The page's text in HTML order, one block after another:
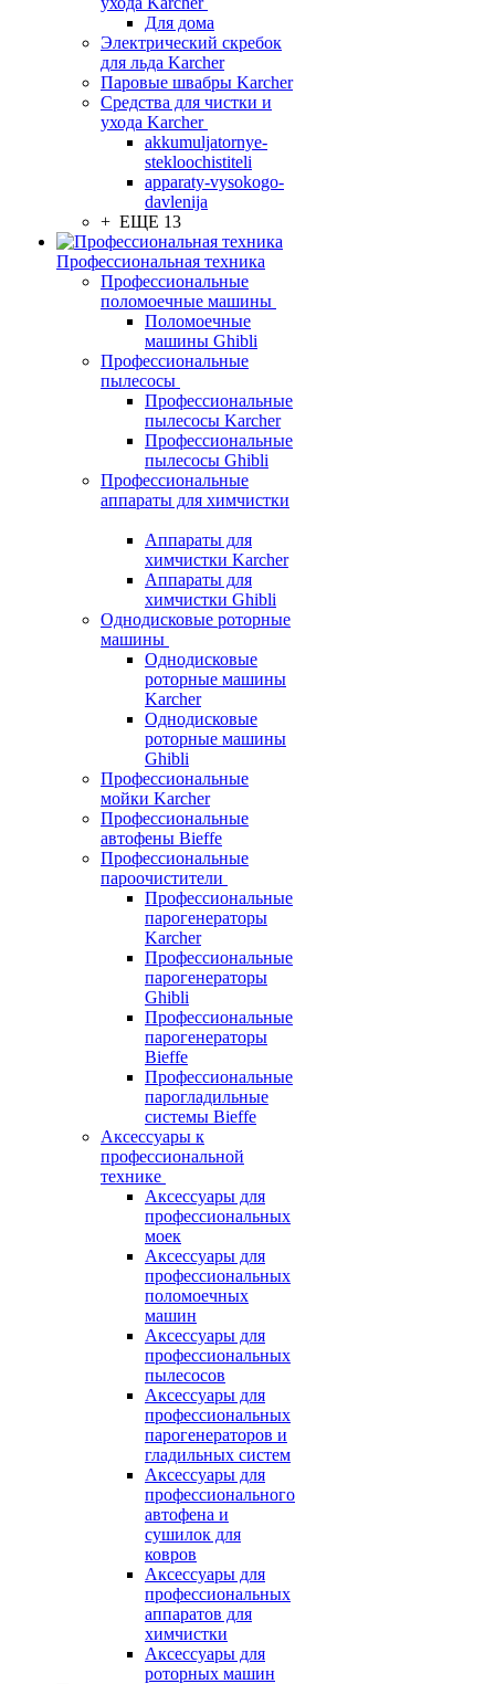
Для дома
Электрический скребок
для льда Karcher
Паровые швабры Karcher
Средства для чистки и
ухода Karcher
akkumuljatornye-
stekloochistiteli
apparaty-vysokogo-
davlenija
+ ЕЩЕ 13
Профессиональная техника
Профессиональные
поломоечные машины
Поломоечные
машины Ghibli
Профессиональные
пылесосы
Профессиональные
пылесосы Karcher
Профессиональные
пылесосы Ghibli
Профессиональные
аппараты для химчистки
Аппараты для
химчистки Karcher
Аппараты для
химчистки Ghibli
Однодисковые роторные
машины
Однодисковые
роторные машины
Karcher
Однодисковые
роторные машины
Ghibli
Профессиональные
мойки Karcher
Профессиональные
автофены Bieffe
Профессиональные
пароочистители
Профессиональные
парогенераторы
Karcher
Профессиональные
парогенераторы
Ghibli
Профессиональные
парогенераторы
Bieffe
Профессиональные
парогладильные
системы Bieffe
Аксессуары к
профессиональной
технике
Аксессуары для
профессиональных
моек
Аксессуары для
профессиональных
поломоечных
машин
Аксессуары для
профессиональных
пылесосов
Аксессуары для
профессиональных
парогенераторов и
гладильных систем
Аксессуары для
профессионального
автофена и
сушилок для
ковров
Аксессуары для
профессиональных
аппаратов для
химчистки
Аксессуары для
роторных машин